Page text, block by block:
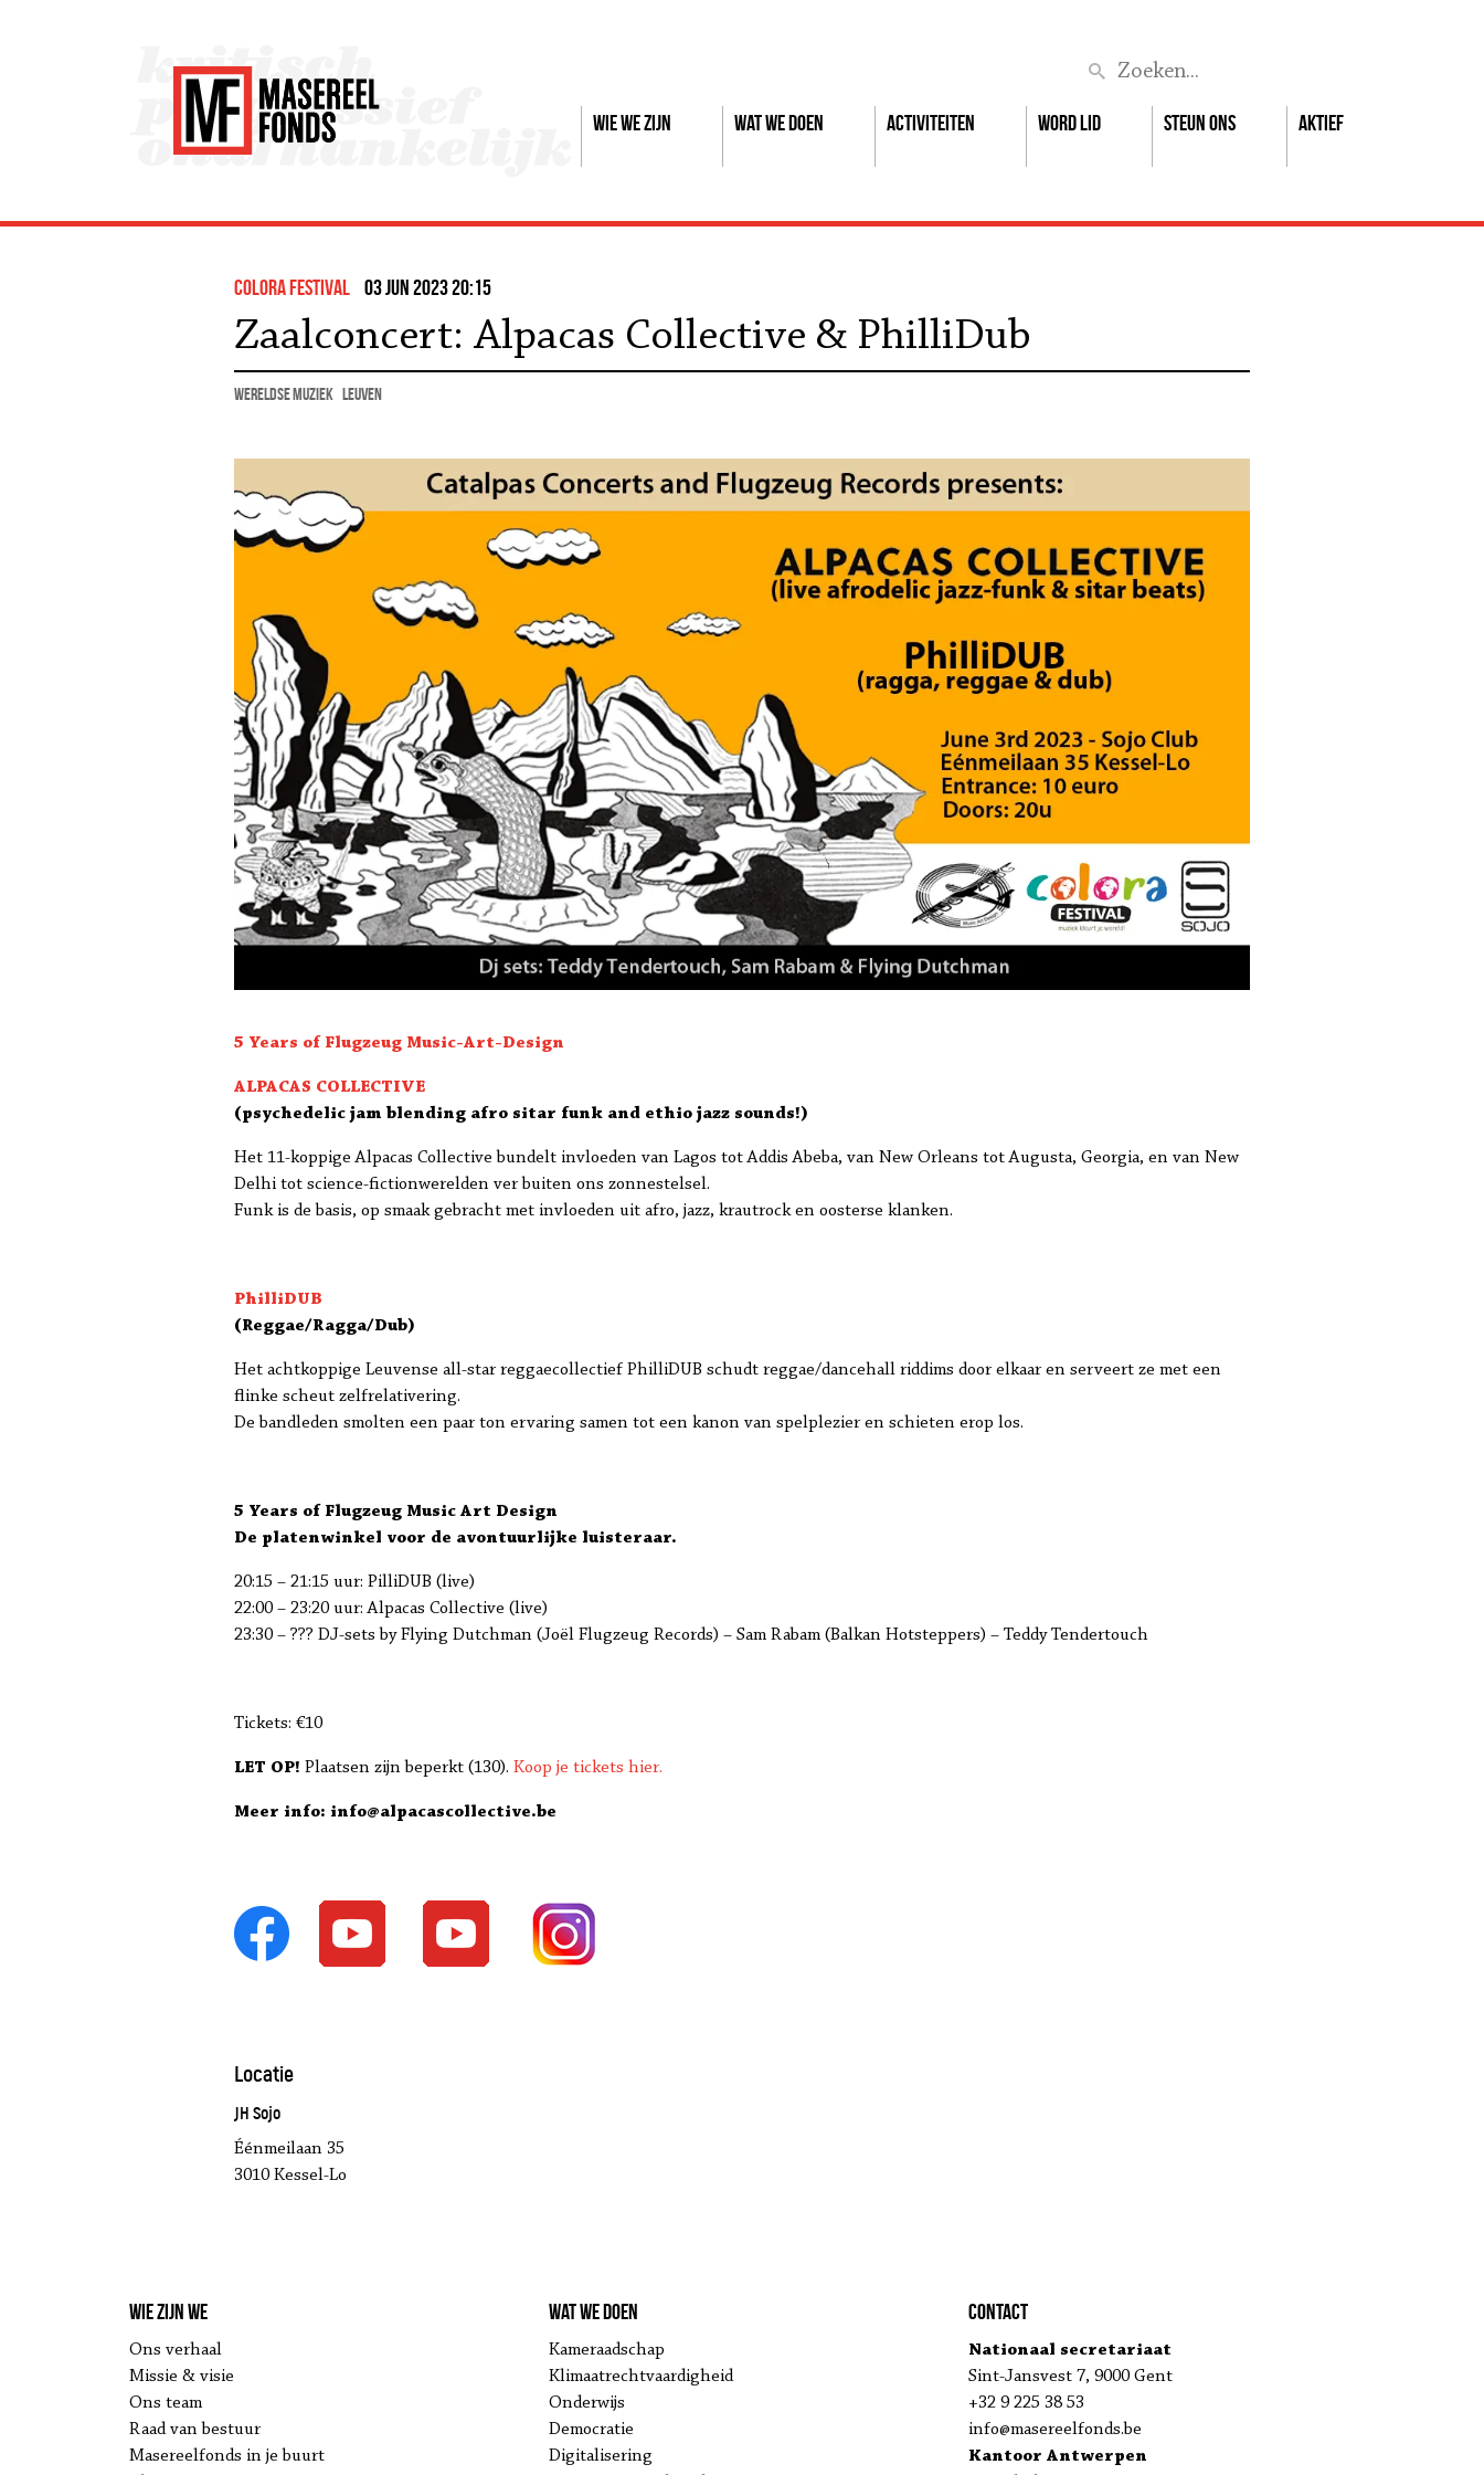
Wie we zijn Wat we doen Activiteiten Word lid Steun ons Aktief
colora festival 03 jun 2023 20:15
Zaalconcert: Alpacas Collective & PhilliDub
wereldse muziek Leuven
5 Years of Flugzeug Music-Art-Design
ALPACAS COLLECTIVE
(psychedelic jam blending afro sitar funk and ethio jazz sounds!)
Het 11-koppige Alpacas Collective bundelt invloeden van Lagos tot Addis Abeba, van New Orleans tot Augusta, Georgia, en van New
Delhi tot science-fictionwerelden ver buiten ons zonnestelsel.
Funk is de basis, op smaak gebracht met invloeden uit afro, jazz, krautrock en oosterse klanken.
PhilliDUB
(Reggae/Ragga/Dub)
Het achtkoppige Leuvense all-star reggaecollectief PhilliDUB schudt reggae/dancehall riddims door elkaar en serveert ze met een
flinke scheut zelfrelativering.
De bandleden smolten een paar ton ervaring samen tot een kanon van spelplezier en schieten erop los.
5 Years of Flugzeug Music Art Design
De platenwinkel voor de avontuurlijke luisteraar.
20:15 – 21:15 uur: PilliDUB (live)
22:00 – 23:20 uur: Alpacas Collective (live)
23:30 – ??? DJ-sets by Flying Dutchman (Joël Flugzeug Records) – Sam Rabam (Balkan Hotsteppers) – Teddy Tendertouch
Tickets: €10
LET OP! Plaatsen zijn beperkt (130). Koop je tickets hier.
Meer info: info@alpacascollective.be
Locatie
JH Sojo
Éénmeilaan 35
3010 Kessel-Lo
Wie zijn we
Ons verhaal
Missie & visie
Ons team
Raad van bestuur
Masereelfonds in je buurt
Wat we doen
Kameraadschap
Klimaatrechtvaardigheid
Onderwijs
Democratie
Digitalisering
Contact
Nationaal secretariaat
Sint-Jansvest 7, 9000 Gent
+32 9 225 38 53
info@masereelfonds.be
Kantoor Antwerpen